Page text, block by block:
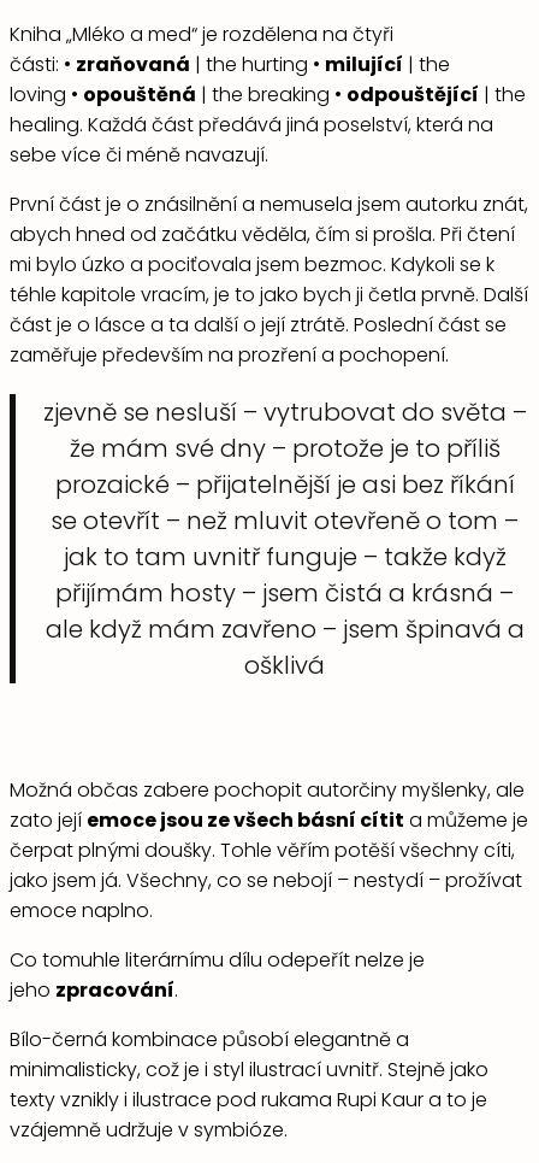
Kniha „Mléko a med“ je rozdělena na čtyři
části: • zraňovaná | the hurting • milující | the
loving • opouštěná | the breaking • odpouštějící | the
healing. Každá část předává jiná poselství, která na
sebe více či méně navazují.
První část je o znásilnění a nemusela jsem autorku znát,
abych hned od začátku věděla, čím si prošla. Při čtení
mi bylo úzko a pociťovala jsem bezmoc. Kdykoli se k
téhle kapitole vracím, je to jako bych ji četla prvně. Další
část je o lásce a ta další o její ztrátě. Poslední část se
zaměřuje především na prozření a pochopení.
zjevně se nesluší – vytrubovat do světa –
že mám své dny – protože je to příliš
prozaické – přijatelnější je asi bez říkání
se otevřít – než mluvit otevřeně o tom –
jak to tam uvnitř funguje – takže když
přijímám hosty – jsem čistá a krásná –
ale když mám zavřeno – jsem špinavá a
ošklivá
Možná občas zabere pochopit autorčiny myšlenky, ale
zato její emoce jsou ze všech básní cítit a můžeme je
čerpat plnými doušky. Tohle věřím potěší všechny cíti,
jako jsem já. Všechny, co se nebojí – nestydí – prožívat
emoce naplno.
Co tomuhle literárnímu dílu odepeřít nelze je
jeho zpracování.
Bílo-černá kombinace působí elegantně a
minimalisticky, což je i styl ilustrací uvnitř. Stejně jako
texty vznikly i ilustrace pod rukama Rupi Kaur a to je
vzájemně udržuje v symbióze.